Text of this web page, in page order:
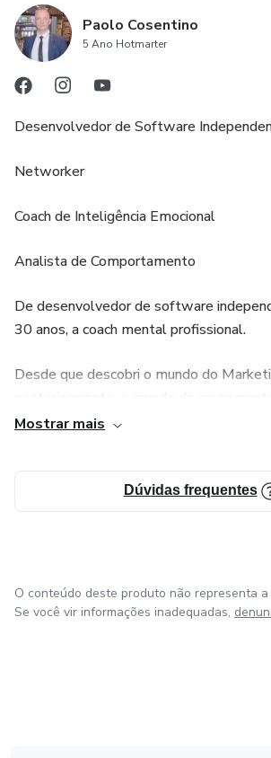
Paolo Cosentino
5 Ano Hotmarter
Desenvolvedor de Software
Networker
Coach de Inteligência Emocional
Analista de Comportamento
De desenvolvedor de software
30 anos, a coach mental profissional.
Desde que descobri o mundo do
posteriormente, o mundo do
alguns anos, meu objetivo sempre foi
geográfica e financeira.
Agora, como coach mental profissional,
Mostrar mais
Dúvidas frequentes
O conteúdo deste produto não representa
Se você vir informações inadequadas,